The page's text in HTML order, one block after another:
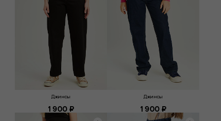
Джинсы
1 900 ₽
Джинсы
1 900 ₽